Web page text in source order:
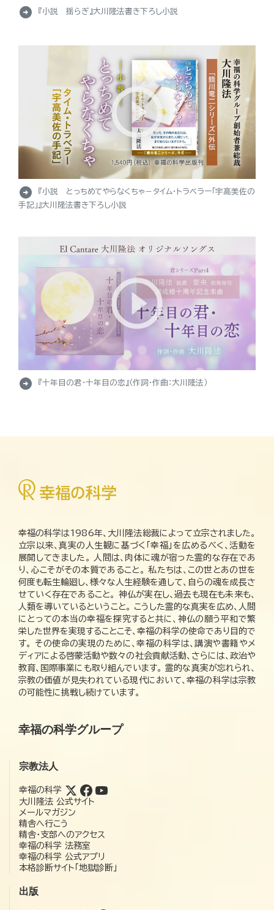
arrow_circle_right 『小説 揺らぎ』大川隆法書き下ろし小説
arrow_circle_right
『小説 とっちめてやらなくちゃ－タイム・トラベラー「宇高美佐の
手記」』大川隆法書き下ろし小説
arrow_circle_right 『十年目の君・十年目の恋』（作詞・作曲：大川隆法）
幸福の科学は1986年、大川隆法総裁によって立宗されました。
立宗以来、真実の人生観に基づく「幸福」を広めるべく、活動を
展開してきました。 人間は、肉体に魂が宿った霊的な存在であ
り、心こそがその本質であること。 私たちは、この世とあの世を
何度も転生輪廻し、様々な人生経験を通して、自らの魂を成長さ
せていく存在であること。 神仏が実在し、過去も現在も未来も、
人類を導いているということ。 こうした霊的な真実を広め、人間
にとっての本当の幸福を探究すると共に、神仏の願う平和で繁
栄した世界を実現することこそ、幸福の科学の使命であり目的で
す。 その使命の実現のために、幸福の科学は、講演や書籍やメ
ディアによる啓蒙活動や数々の社会貢献活動、さらには、政治や
教育、国際事業にも取り組んでいます。 霊的な真実が忘れられ、
宗教の価値が見失われている現代において、幸福の科学は宗教
の可能性に挑戦し続けています。
幸福の科学グループ
宗教法人
幸福の科学
大川隆法 公式サイト
メールマガジン
精舎へ行こう
精舎・支部へのアクセス
幸福の科学 法務室
幸福の科学 公式アプリ
本格診断サイト「地獄診断」
出版